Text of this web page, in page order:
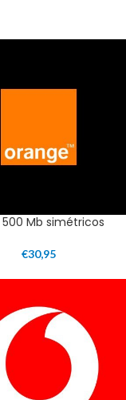
500 Mb simétricos
€30,95